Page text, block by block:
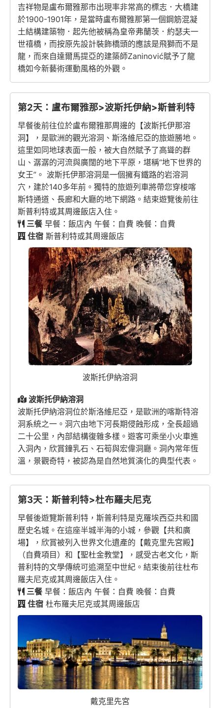
吉祥物是盧布爾雅那市出現率非常高的標志．大橋建
於1900-1901年，是當時盧布爾雅那第一個鋼筋混凝
土結構建築物．起先他被稱為皇帝弗蘭茨．約瑟夫一
世禧橋，而按原先設計裝飾橋頭的應該是飛獅而不是
龍，而來自達爾馬提亞的建築師Zaninović賦予了龍
橋如今新藝術運動風格的外觀。
第2天：盧布爾雅那>波斯托伊納>斯普利特
早餐後前往位於盧布爾雅那周邊的【波斯托伊那溶
洞】，是歐洲的觀光溶洞、斯洛維尼亞的旅遊勝地。
這里如同地球表面一般，被大自然賦予了高聳的群
山、潺潺的河流與廣闊的地下平原，堪稱“地下世界的
女王”。 波斯托伊那溶洞是一個擁有鐵路的岩溶洞
穴，建於140多年前。獨特的旅遊列車將帶您穿梭喀
斯特通道、長廊和大廳的地下網路。結束遊覽後前往
斯普利特或其周邊飯店入住。
三餐早餐：飯店內 午餐：自費 晚餐：自費
住宿 斯普利特或其周邊飯店
波斯托伊納溶洞
波斯托伊納溶洞
波斯托伊納溶洞位於斯洛維尼亞，是歐洲的喀斯特溶
洞系統之一。洞穴由地下河長期侵蝕形成，全長超過
二十公里，內部結構復雜多樣。遊客可乘坐小火車進
入洞內，欣賞鐘乳石、石筍與宏偉洞廳。洞內常年恆
溫，景觀奇特，被認為是自然地質演化的典型代表。
第3天：斯普利特>杜布羅夫尼克
早餐後遊覽斯普利特，斯普利特是克羅埃西亞共和國
歷史名城。在這座半城半海的小城，參觀【共和廣
場】，欣賞被列入世界文化遺產的【戴克里先宮殿】
（自費項目）和【聖杜金教堂】，感受古老文化，斯
普利特的文學傳統可追溯至中世紀。結束後前往杜布
羅夫尼克或其周邊飯店入住。
三餐早餐：飯店內 午餐：自費 晚餐：自費
住宿 杜布羅夫尼克或其周邊飯店
戴克里先宮